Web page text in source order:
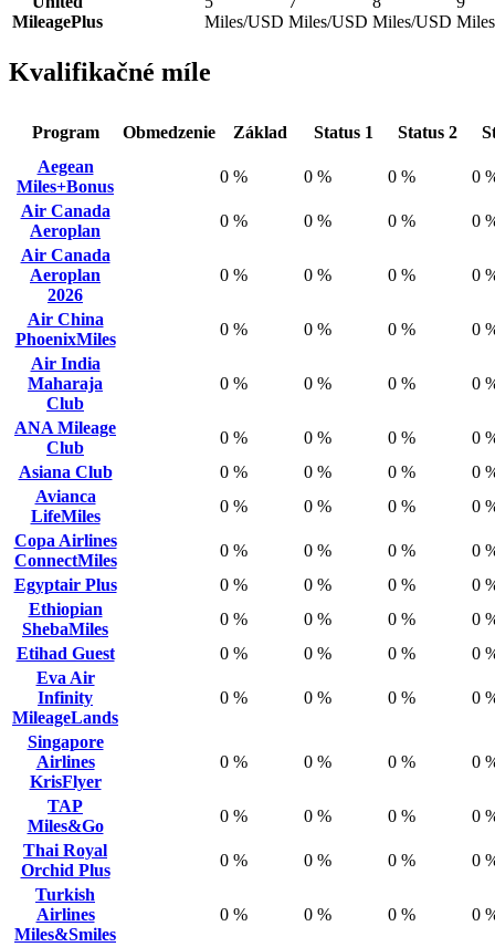
MileagePlus
Miles/USD Miles/USD Miles/USD
Kvalifikačné míle
Program Obmedzenie Základ Status 1 Status 2
Aegean
Miles+Bonus
0 % 0 % 0 %
0
Air Canada
Aeroplan
0 % 0 % 0 %
0
Air Canada
Aeroplan
2026
0 % 0 % 0 % 0
Air China
PhoenixMiles
0 % 0 % 0 %
0
Air India
Maharaja
Club
0 % 0 % 0 % 0
ANA Mileage
Club
0 % 0 % 0 %
0
Asiana Club
0 % 0 % 0 %
0
Avianca
LifeMiles
0 % 0 % 0 %
0
Copa Airlines
ConnectMiles
0 % 0 % 0 %
0
Egyptair Plus
0 % 0 % 0 %
0
Ethiopian
ShebaMiles
0 % 0 % 0 %
0
Etihad Guest
0 % 0 % 0 %
0
Eva Air
Infinity
MileageLands
0 % 0 % 0 % 0
Singapore
Airlines
KrisFlyer
0 % 0 % 0 % 0
TAP
Miles&Go
0 % 0 % 0 %
0
Thai Royal
Orchid Plus
0 % 0 % 0 %
0
Turkish
Airlines
Miles&Smiles
0 % 0 % 0 % 0